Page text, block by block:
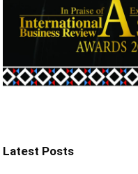
Latest Posts